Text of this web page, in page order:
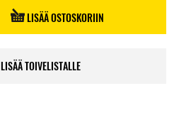
LISÄÄ OSTOSKORIIN
LISÄÄ TOIVELISTALLE